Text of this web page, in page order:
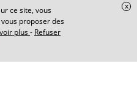
ce site, vous
proposer des
plus- Refuser
x